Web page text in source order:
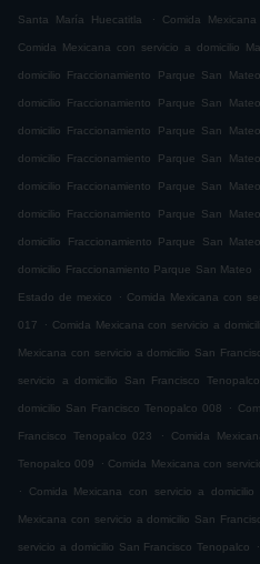
Santa María Huecatitla . Comida
Comida Mexicana con servicio a domicilio
domicilio Fraccionamiento Parque San
domicilio Fraccionamiento Parque San
domicilio Fraccionamiento Parque San
domicilio Fraccionamiento Parque San
domicilio Fraccionamiento Parque San
domicilio Fraccionamiento Parque San
domicilio Fraccionamiento Parque San
domicilio Fraccionamiento Parque San Mateo
Estado de mexico . Comida Mexicana con
017 . Comida Mexicana con servicio a
Mexicana con servicio a domicilio San
servicio a domicilio San Francisco
domicilio San Francisco Tenopalco 008 .
Francisco Tenopalco 023 . Comida
Tenopalco 009 . Comida Mexicana con
.
Comida Mexicana con servicio a
Mexicana con servicio a domicilio San
servicio a domicilio San Francisco Tenopalco .